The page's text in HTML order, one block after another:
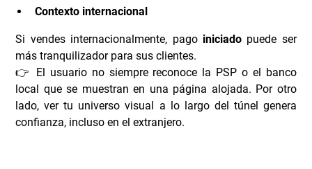
Contexto internacional
Si vendes internacionalmente, pago iniciadopuede ser
más tranquilizador para sus clientes.
👉 El usuario no siempre reconoce la PSP o el banco
local que se muestran en una página alojada. Por otro
lado, ver tu universo visual a lo largo del túnel genera
confianza, incluso en el extranjero.